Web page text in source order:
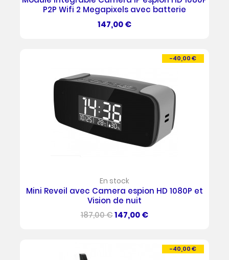
P2P Wifi 2 Megapixels avec batterie
Prix
147,00 €
En stock
PROMO !
-40,00 €
Mini Reveil avec Camera espion HD 1080P et
Vision de nuit
Prix
187,00 €Prix
147,00 €
PROMO !
-40,00 €